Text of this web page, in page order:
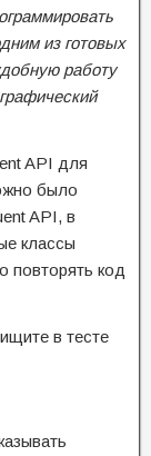
из готовых
работу
API для
было
API, в
классы
повторять код
в тесте